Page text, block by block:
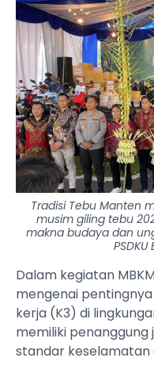
Tradisi Tebu Manten
musim giling tebu
makna budaya dan
Dalam kegiatan
mengenai
kerja (K3) di
memiliki
standar keselamatan